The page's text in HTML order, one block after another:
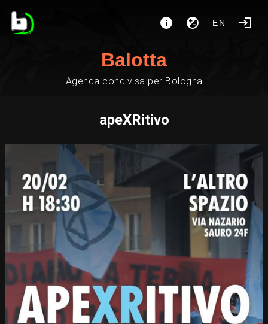
EN
Balotta
Agenda condivisa per Bologna
apeXRitivo